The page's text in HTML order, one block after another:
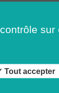
sur
Tout accepter